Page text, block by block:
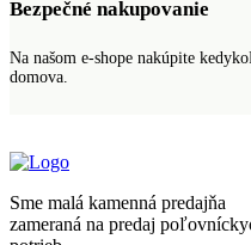
Bezpečné nakupovanie
Na našom e-shope nakúpite
domova.
Sme malá kamenná predajňa
zameraná na predaj